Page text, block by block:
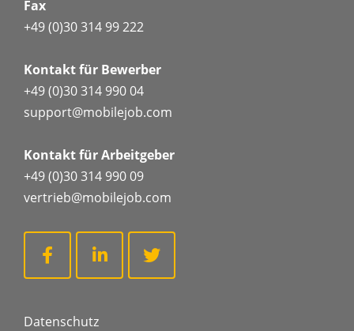
Fax
+49 (0)30 314 99 222
Kontakt für Bewerber
+49 (0)30 314 990 04
support@mobilejob.com
Kontakt für Arbeitgeber
+49 (0)30 314 990 09
vertrieb@mobilejob.com
Datenschutz